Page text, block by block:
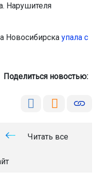
Нарушителя
Новосибирска упала с
Поделиться новостью:
Читать все